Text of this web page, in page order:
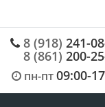
8 (918) 241-
8 (861) 200-
пн-пт09:00-